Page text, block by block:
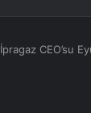
İpragaz CEO’su